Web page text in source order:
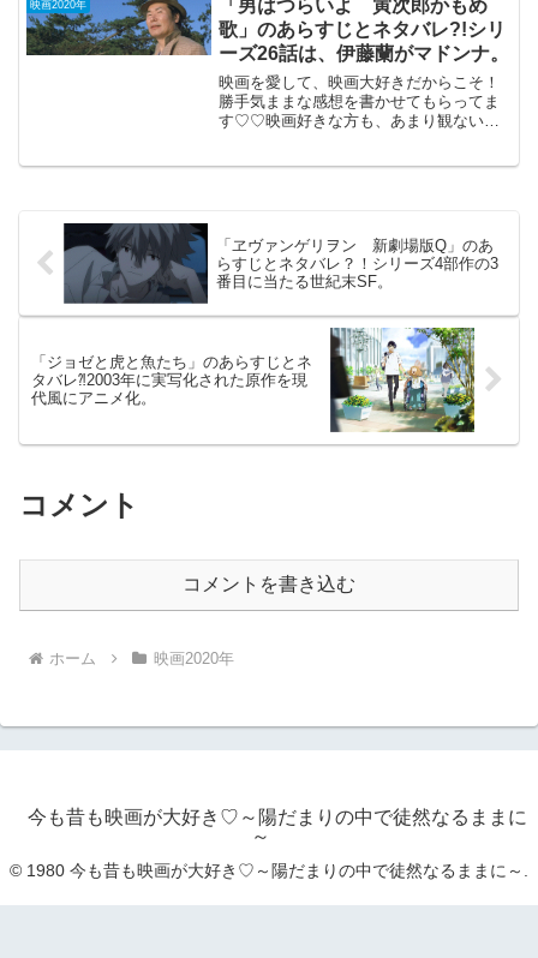
での...
映画2020年
「男はつらいよ 寅次郎かもめ
歌」のあらすじとネタバレ?!シリ
ーズ26話は、伊藤蘭がマドンナ。
映画を愛して、映画大好きだからこそ！
勝手気ままな感想を書かせてもらってま
す♡♡映画好きな方も、あまり観ない方
「ヱヴァンゲリヲン 新劇場版Q」のあ
らすじとネタバレ？！シリーズ4部作の3
番目に当たる世紀末SF。
「ジョゼと虎と魚たち」のあらすじとネ
タバレ⁈2003年に実写化された原作を現
代風にアニメ化。
コメント
コメントを書き込む
ホーム 映画2020年
今も昔も映画が大好き♡～陽だまりの中で徒然なるままに
～
© 1980 今も昔も映画が大好き♡～陽だまりの中で徒然なるままに～.